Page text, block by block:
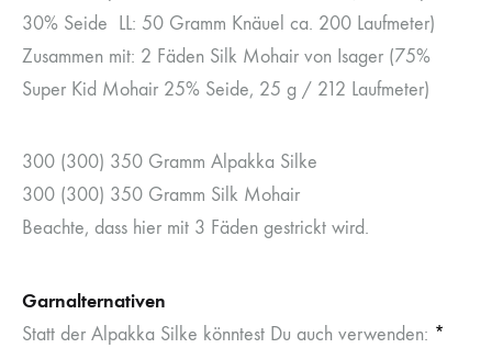
30% Seide LL: 50 Gramm Knäuel ca. 200 Laufmeter)
Zusammen mit: 2 Fäden Silk Mohair von Isager (75%
Super Kid Mohair 25% Seide, 25 g / 212 Laufmeter)
300 (300) 350 Gramm Alpakka Silke
300 (300) 350 Gramm Silk Mohair
Beachte, dass hier mit 3 Fäden gestrickt wird.
Garnalternativen
Statt der Alpakka Silke könntest Du auch verwenden: *